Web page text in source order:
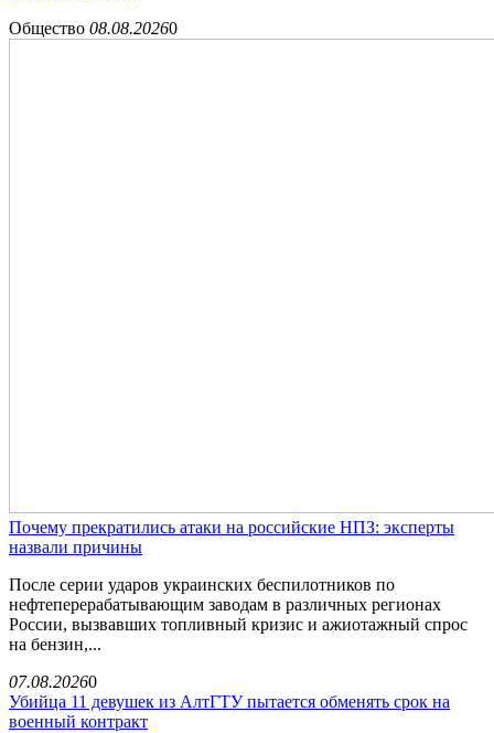
Общество 08.08.20260
Почему прекратились атаки на российские НПЗ: эксперты
назвали причины
После серии ударов украинских беспилотников по
нефтеперерабатывающим заводам в различных регионах
России, вызвавших топливный кризис и ажиотажный спрос
на бензин,...
07.08.20260
Убийца 11 девушек из АлтГТУ пытается обменять срок на
военный контракт